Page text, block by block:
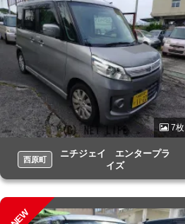
7枚
西原町
ニチジェイ エンタープラ
イズ
NEW